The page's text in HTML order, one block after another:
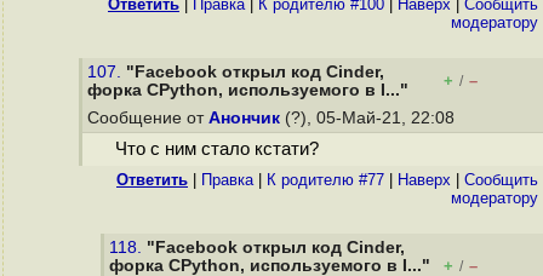
Ответить Правка| К родителю #100 Наверх
Cообщить
модератору
107. "Facebook открыл код Cinder,
форка CPython, используемого в I..."
+ / –
Сообщение от Анончик (?), 05-Май-21, 22:08
Что с ним стало кстати?
Ответить Правка| К родителю #77 Наверх
Cообщить
модератору
118. "Facebook открыл код Cinder,
форка CPython, используемого в I..."
+ / –